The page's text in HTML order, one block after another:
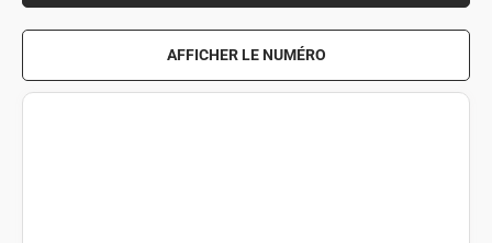
AFFICHER LE NUMÉRO